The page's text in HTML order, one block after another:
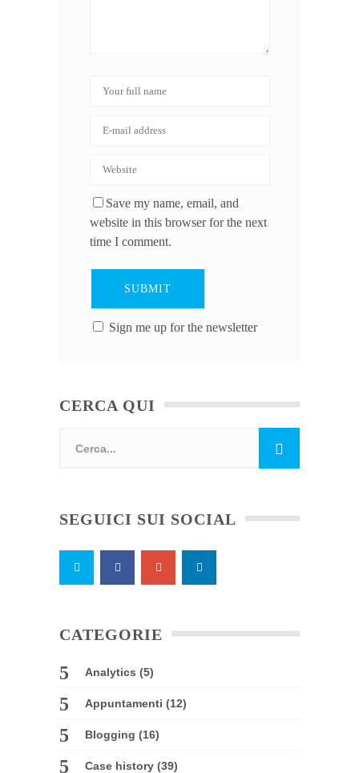
Save my name, email, and
website in this browser for the next
time I comment.
Sign me up for the newsletter
CERCA QUI
SEGUICI SUI SOCIAL
CATEGORIE
Analytics (5)
Appuntamenti (12)
Blogging (16)
Case history (39)